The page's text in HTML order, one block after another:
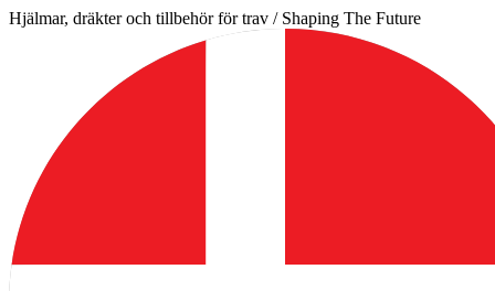
Hoppa
Hjälmar, dräkter och tillbehör för trav / Shaping The Future